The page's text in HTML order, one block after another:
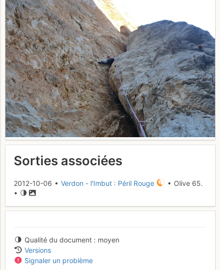
Sorties associées
2012-10-06 • Verdon - l'Imbut : Péril Rouge
• Olive 65.
•
Qualité du document
moyen
Versions
Signaler un problème